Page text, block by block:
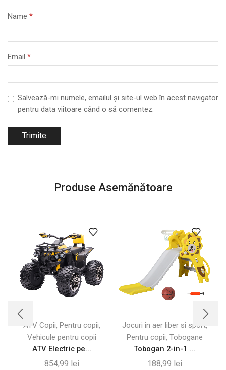
Name *
Email *
Salvează-mi numele, emailul și site-ul web în acest navigator
pentru data viitoare când o să comentez.
Produse Asemănătoare
ATV Copii, Pentru copii,
Vehicule pentru copii
ATV Electric pe...
854,99 lei
Jocuri in aer liber si sport,
Pentru copii, Tobogane
Tobogan 2-in-1 ...
188,99 lei